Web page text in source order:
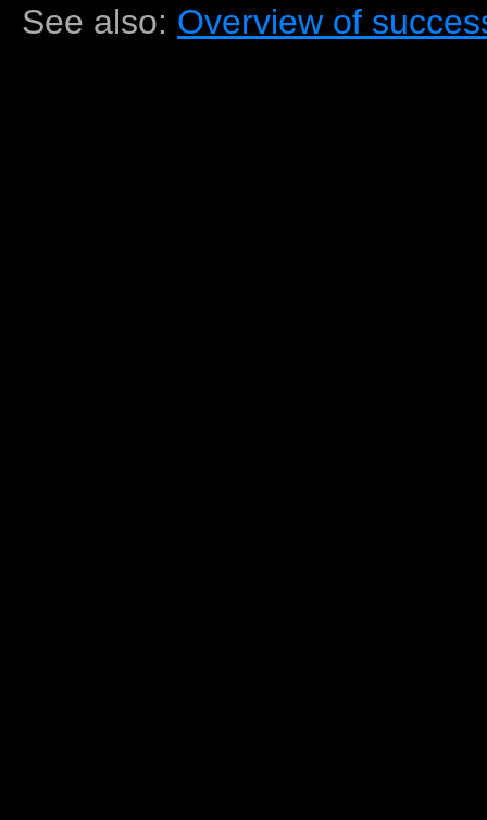
See also: Overview of